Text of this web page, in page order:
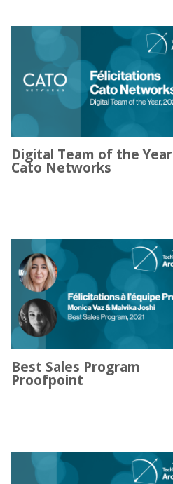
Digital Team of the Year
Cato Networks
Best Sales Program
Proofpoint